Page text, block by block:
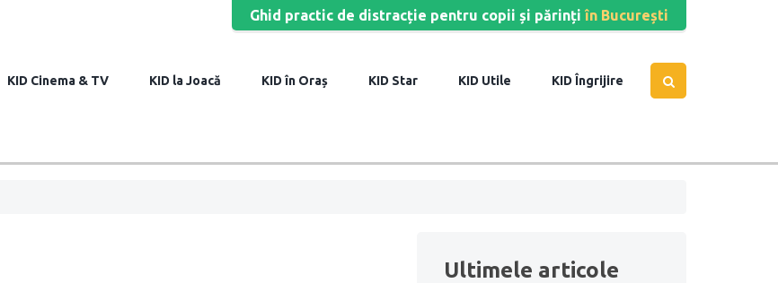
Ghid practic de distracție pentru copii și părinți în București
Cinema & TV la Joacă în Oraș Star Utile Îngrijire
Ultimele articole